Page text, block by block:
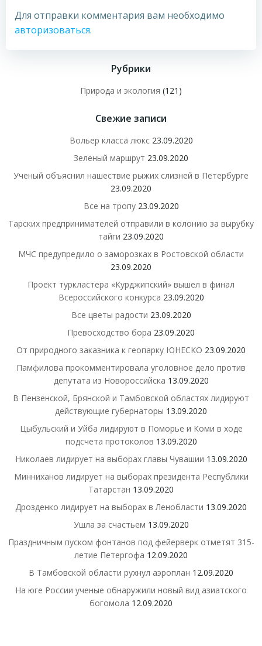
Для отправки комментария вам необходимо
авторизоваться.
Рубрики
Природа и экология (121)
Свежие записи
Вольер класса люкс 23.09.2020
Зеленый маршрут 23.09.2020
Ученый объяснил нашествие рыжих слизней в Петербурге
23.09.2020
Все на тропу 23.09.2020
Тарских предпринимателей отправили в колонию за вырубку
тайги 23.09.2020
МЧС предупредило о заморозках в Ростовской области
23.09.2020
Проект туркластера «Курджипский» вышел в финал
Всероссийского конкурса 23.09.2020
Все цветы радости 23.09.2020
Превосходство бора 23.09.2020
От природного заказника к геопарку ЮНЕСКО 23.09.2020
Памфилова прокомментировала уголовное дело против
депутата из Новороссийска 13.09.2020
В Пензенской, Брянской и Тамбовской областях лидируют
действующие губернаторы 13.09.2020
Цыбульский и Уйба лидируют в Поморье и Коми в ходе
подсчета протоколов 13.09.2020
Николаев лидирует на выборах главы Чувашии 13.09.2020
Минниханов лидирует на выборах президента Республики
Татарстан 13.09.2020
Дрозденко лидирует на выборах в Ленобласти 13.09.2020
Ушла за счастьем 13.09.2020
Праздничным пуском фонтанов под фейерверк отметят 315-
летие Петергофа 12.09.2020
В Тамбовской области рухнул аэроплан 12.09.2020
На юге России ученые обнаружили новый вид азиатского
богомола 12.09.2020